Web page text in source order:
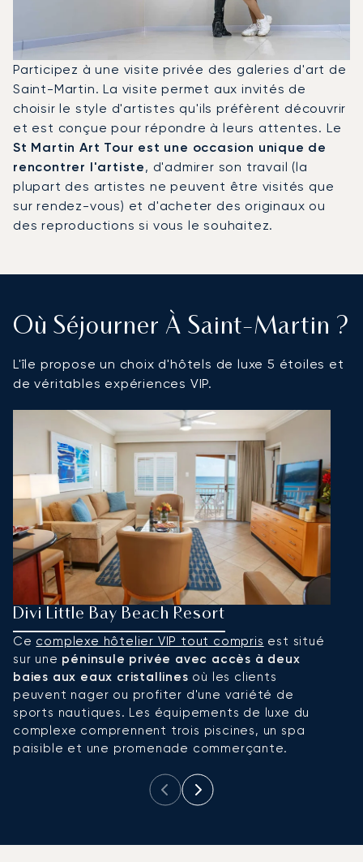
Participez à une visite privée des galeries d'art de
Saint-Martin. La visite permet aux invités de
choisir le style d'artistes qu'ils préfèrent découvrir
et est conçue pour répondre à leurs attentes. Le
St Martin Art Tour est une occasion unique de
rencontrer l'artiste, d'admirer son travail (la
plupart des artistes ne peuvent être visités que
sur rendez-vous) et d'acheter des originaux ou
des reproductions si vous le souhaitez.
Où Séjourner À Saint-Martin ?
L'île propose un choix d'hôtels de luxe 5 étoiles et
de véritables expériences VIP.
Divi Little Bay Beach Resort
Ce complexe hôtelier VIP tout compris est situé
sur une péninsule privée avec accès à deux
baies aux eaux cristallines où les clients
peuvent nager ou profiter d'une variété de
sports nautiques. Les équipements de luxe du
complexe comprennent trois piscines, un spa
paisible et une promenade commerçante.